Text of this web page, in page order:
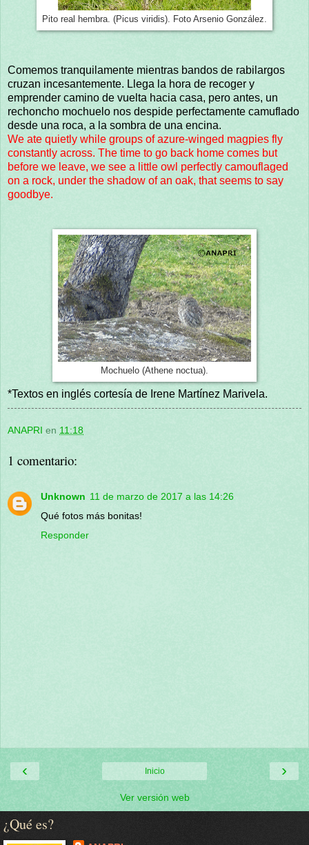
Pito real hembra. (Picus viridis). Foto Arsenio González.
Comemos tranquilamente mientras bandos de rabilargos
cruzan incesantemente. Llega la hora de recoger y
emprender camino de vuelta hacia casa, pero antes, un
rechoncho mochuelo nos despide perfectamente camuflado
desde una roca, a la sombra de una encina.
We ate quietly while groups of azure-winged magpies fly
constantly across. The time to go back home comes but
before we leave, we see a little owl perfectly camouflaged
on a rock, under the shadow of an oak, that seems to say
goodbye.
Mochuelo (Athene noctua).
*Textos en inglés cortesía de Irene Martínez Marivela.
ANAPRI en 11:18
1 comentario:
Unknown 11 de marzo de 2017 a las 14:26
Qué fotos más bonitas!
Responder
‹ ›
Inicio
Ver versión web
¿Qué es?